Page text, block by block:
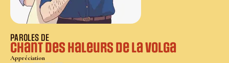
PAROLES DE
Chant des haleurs de la Volga
Appréciation